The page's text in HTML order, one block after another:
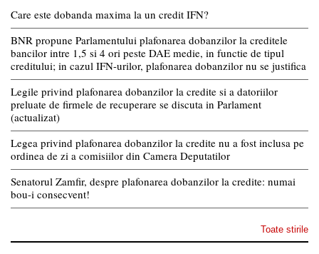
Care este dobanda maxima la un credit IFN?
BNR propune Parlamentului plafonarea dobanzilor la creditele
bancilor intre 1,5 si 4 ori peste DAE medie, in functie de tipul
creditului; in cazul IFN-urilor, plafonarea dobanzilor nu se justifica
Legile privind plafonarea dobanzilor la credite si a datoriilor
preluate de firmele de recuperare se discuta in Parlament
(actualizat)
Legea privind plafonarea dobanzilor la credite nu a fost inclusa pe
ordinea de zi a comisiilor din Camera Deputatilor
Senatorul Zamfir, despre plafonarea dobanzilor la credite: numai
bou-i consecvent!
Toate stirile